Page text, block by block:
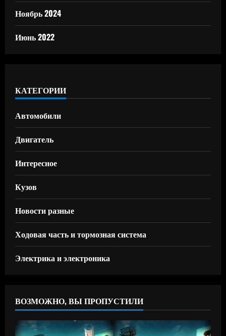
Ноябрь 2024
Июнь 2022
КАТЕГОРИИ
Автомобили
Двигатель
Интересное
Кузов
Новости разные
Ходовая часть и тормозная система
Электрика и электроника
ВОЗМОЖНО, ВЫ ПРОПУСТИЛИ